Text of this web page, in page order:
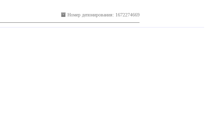
Номер депонирования: 1672274669